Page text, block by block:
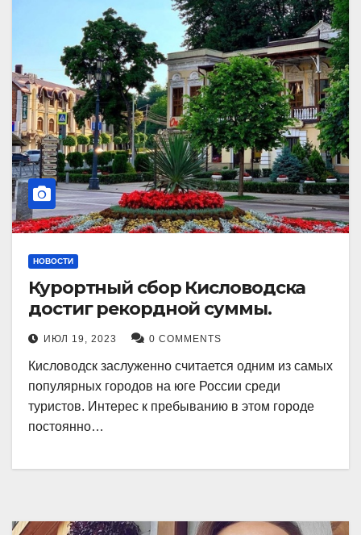
НОВОСТИ
Курортный сбор Кисловодска
достиг рекордной суммы.
ИЮЛ 19, 2023 0 COMMENTS
Кисловодск заслуженно считается одним из самых
популярных городов на юге России среди
туристов. Интерес к пребыванию в этом городе
постоянно…